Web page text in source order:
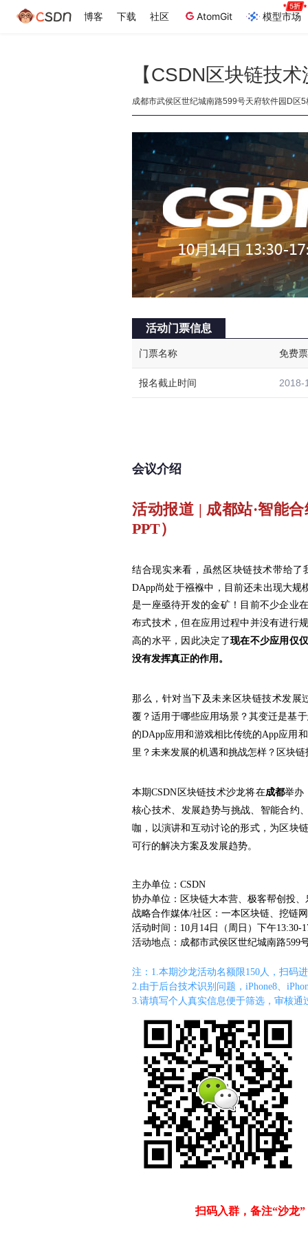
博客 下载 社区 AtomGit 模型市场
【CSDN区块链技
成都市武侯区世纪城南路599号天府软件园D
会议介绍
活动报道 | 成都站·智能
PPT）
结合现实来看，虽然 区块链技术带给了
DApp尚处于襁褓中，目前还未出现大规
是一座亟待开发的金矿！ 目前不少企业
布式技术，但在应用过程中并没有进行
高的水平，因此决定了现在不少应用仅
没有发挥真正的作用。
那么，针对当下及未来区块链技术发展
覆？适用于哪些应用场景？其变迁是基
的DApp应用和游戏相比传统的App应用
里？未来发展的机遇和挑战怎样？区块
本期CSDN区块链技术沙龙将在成都举办
核心技术、发展趋势与挑战、智能合约
咖，以演讲和互动讨论的形式，为区块
可行的解决方案及发展趋势。
主办单位： CSDN
协办单位： 区块链大本营、极客帮创投
战略合作媒体/社区： 一本区块链、挖链
活动时间： 10月14日（周日）下午13:30-
活动地点： 成都市武侯区世纪城南路599
注： 1.本期沙龙活动名额限150人，扫码
2.由于后台技术识别问题，iPhone8、
3.请填写个人真实信息便于筛选，审核通
扫码入群，备注“沙龙”